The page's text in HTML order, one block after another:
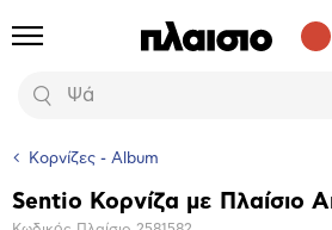
Προϊόντα
Αναζήτηση
Κορνίζες - Album
Βασικά
Sentio Κορνίζα με Πλαίσιο